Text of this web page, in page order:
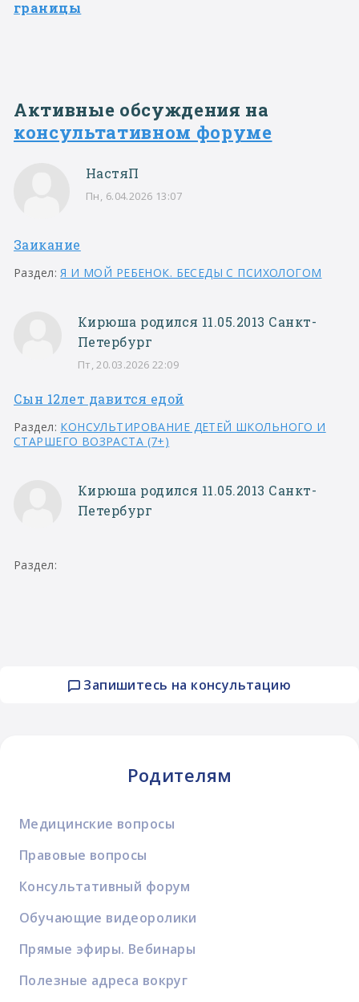
Запишитесь на консультацию
Родителям
Медицинские вопросы
Правовые вопросы
Консультативный форум
Обучающие видеоролики
Прямые эфиры. Вебинары
Полезные адреса вокруг
границы
Активные обсуждения на
консультативном форуме
НастяП
Пн, 6.04.2026 13:07
Заикание
Раздел:Я И МОЙ РЕБЕНОК. БЕСЕДЫ С ПСИХОЛОГОМ
Кирюша родился 11.05.2013 Санкт-
Петербург
Пт, 20.03.2026 22:09
Сын 12лет давится едой
Раздел: КОНСУЛЬТИРОВАНИЕ ДЕТЕЙ ШКОЛЬНОГО И
СТАРШЕГО ВОЗРАСТА (7+)
Кирюша родился 11.05.2013 Санкт-
Петербург
Раздел: